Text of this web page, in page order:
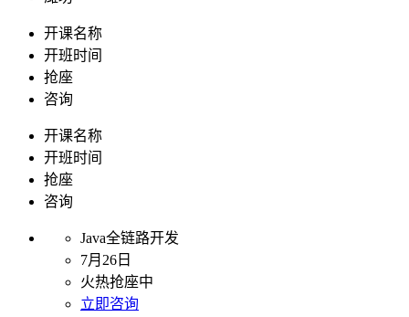
开课名称
开班时间
抢座
咨询
开课名称
开班时间
抢座
咨询
Java全链路开发
7月26日
火热抢座中
立即咨询